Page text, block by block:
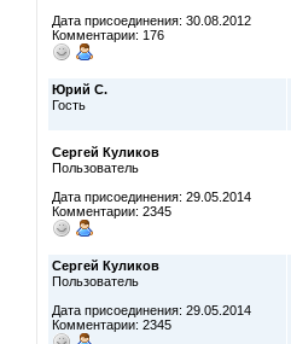
Дата присоединения: 30.08.2012
Комментарии: 176
Юрий С.
Гость
Сергей Куликов
Пользователь
Дата присоединения: 29.05.2014
Комментарии: 2345
Сергей Куликов
Пользователь
Дата присоединения: 29.05.2014
Комментарии: 2345